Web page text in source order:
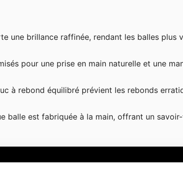
une brillance raffinée, rendant les balles plus
pour une prise en main naturelle et une
à rebond équilibré prévient les rebonds
balle est fabriquée à la main, offrant un